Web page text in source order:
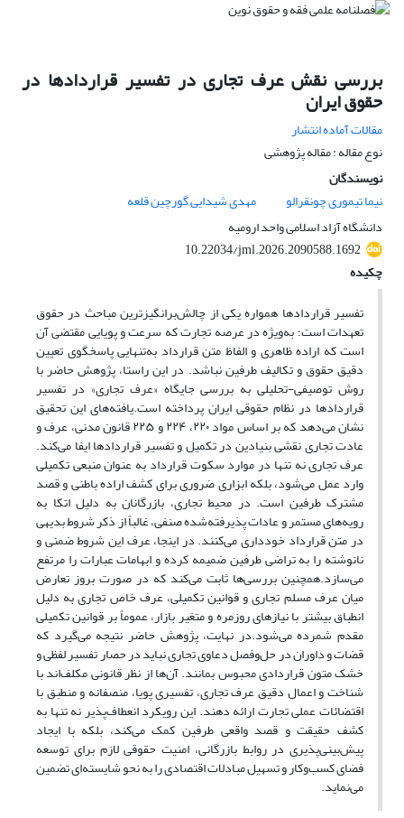
بررسی نقش عرف تجاری در تفسیر قراردادها در
حقوق ایران
مقالات آماده انتشار
نوع مقاله : مقاله پژوهشی
نویسندگان
نیما تیموری چونقرالو
مهدی شیدایی گورچین قلعه
دانشگاه آزاد اسلامی واحد ارومیه
10.22034/jml.2026.2090588.1692
چکیده
تفسیر قراردادها همواره یکی از چالش‌برانگیزترین مباحث در حقوق
تعهدات است؛ به‌ویژه در عرصه تجارت که سرعت و پویایی مقتضی آن
است که اراده ظاهری و الفاظ متن قرارداد به‌تنهایی پاسخگوی تعیین
دقیق حقوق و تکالیف طرفین نباشد. در این راستا، پژوهش حاضر با
روش توصیفی-تحلیلی به بررسی جایگاه «عرف تجاری» در تفسیر
قراردادها در نظام حقوقی ایران پرداخته است.یافته‌های این تحقیق
نشان می‌دهد که بر اساس مواد ۲۲۰، ۲۲۴ و ۲۲۵ قانون مدنی، عرف و
عادت تجاری نقشی بنیادین در تکمیل و تفسیر قراردادها ایفا می‌کند.
عرف تجاری نه تنها در موارد سکوت قرارداد به عنوان منبعی تکمیلی
وارد عمل می‌شود، بلکه ابزاری ضروری برای کشف اراده باطنی و قصد
مشترک طرفین است. در محیط تجاری، بازرگانان به دلیل اتکا به
رویه‌های مستمر و عادات پذیرفته‌شده صنفی، غالباً از ذکر شروط بدیهی
در متن قرارداد خودداری می‌کنند. در اینجا، عرف این شروط ضمنی و
نانوشته را به تراضی طرفین ضمیمه کرده و ابهامات عبارات را مرتفع
می‌سازد.همچنین بررسی‌ها ثابت می‌کند که در صورت بروز تعارض
میان عرف مسلم تجاری و قوانین تکمیلی، عرف خاص تجاری به دلیل
انطباق بیشتر با نیازهای روزمره و متغیر بازار، عموماً بر قوانین تکمیلی
مقدم شمرده می‌شود.در نهایت، پژوهش حاضر نتیجه می‌گیرد که
قضات و داوران در حل‌وفصل دعاوی تجاری نباید در حصار تفسیر لفظی و
خشک متون قراردادی محبوس بمانند. آن‌ها از نظر قانونی مکلف‌اند با
شناخت و اعمال دقیق عرف تجاری، تفسیری پویا، منصفانه و منطبق با
اقتضائات عملی تجارت ارائه دهند. این رویکرد انعطاف‌پذیر نه تنها به
کشف حقیقت و قصد واقعی طرفین کمک می‌کند، بلکه با ایجاد
پیش‌بینی‌پذیری در روابط بازرگانی، امنیت حقوقی لازم برای توسعه
فضای کسب‌وکار و تسهیل مبادلات اقتصادی را به نحو شایسته‌ای تضمین
می‌نماید.